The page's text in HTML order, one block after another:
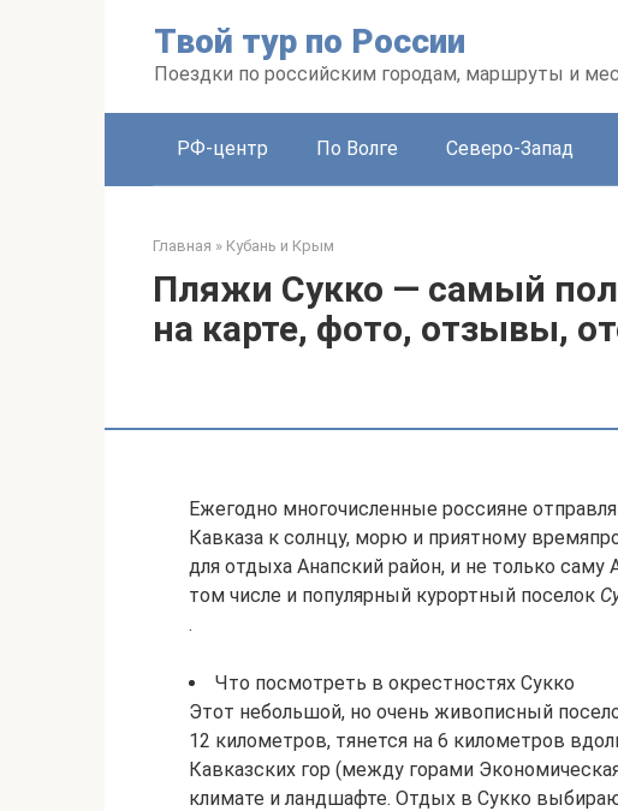
Твой тур по России
Поездки по российским городам, маршруты и
РФ-центр По Волге Северо-Запад
Главная » Кубань и Крым
Пляжи Сукко — самый
на карте, фото, отзывы,
Ежегодно многочисленные россияне
Кавказа к солнцу, морю и приятному
для отдыха Анапский район, и не только саму
том числе и популярный курортный поселок
.
Что посмотреть в окрестностях Сукко
Этот небольшой, но очень живописный
12 километров, тянется на 6 километров
Кавказских гор (между горами
климате и ландшафте. Отдых в Сукко